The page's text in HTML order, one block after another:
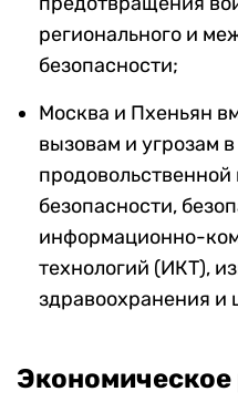
регионального и
безопасности;
Москва и Пхеньян
вызовам и угрозам
продовольственной
безопасности,
информационно-
технологий (ИКТ),
здравоохранения и
Экономическое